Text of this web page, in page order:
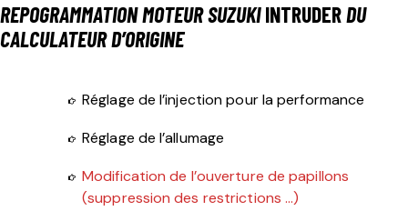
REPOGRAMMATION MOTEURSUZUKIINTRUDERDU
CALCULATEUR D’ORIGINE
Réglage de l’injection pour la performance
Réglage de l’allumage
Modification de l’ouverture de papillons
(suppression des restrictions …)